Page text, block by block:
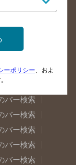
バー検索
バー検索
バー検索
バー検索
バー検索
バー検索
バー検索
バー検索
ーポリシー 、およ